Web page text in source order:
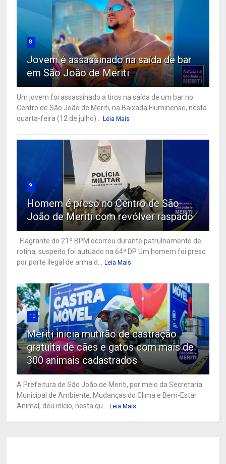
8
Jovem é assassinado na saída de bar
em São João de Meriti
Um jovem foi assassinado a tiros na saída de um bar no
Centro de São João de Meriti, na Baixada Fluminense, nesta
quarta-feira (12 de julho)... Leia Mais
9
Homem é preso no Centro de São
João de Meriti com revólver raspado
Flagrante do 21º BPM ocorreu durante patrulhamento de
rotina; suspeito foi autuado na 64ª DP Um homem foi preso
por porte ilegal de arma d... Leia Mais
10
Meriti inicia mutirão de castração
gratuita de cães e gatos com mais de
300 animais cadastrados
A Prefeitura de São João de Meriti, por meio da Secretaria
Municipal de Ambiente, Mudanças do Clima e Bem-Estar
Animal, deu início, nesta qu... Leia Mais